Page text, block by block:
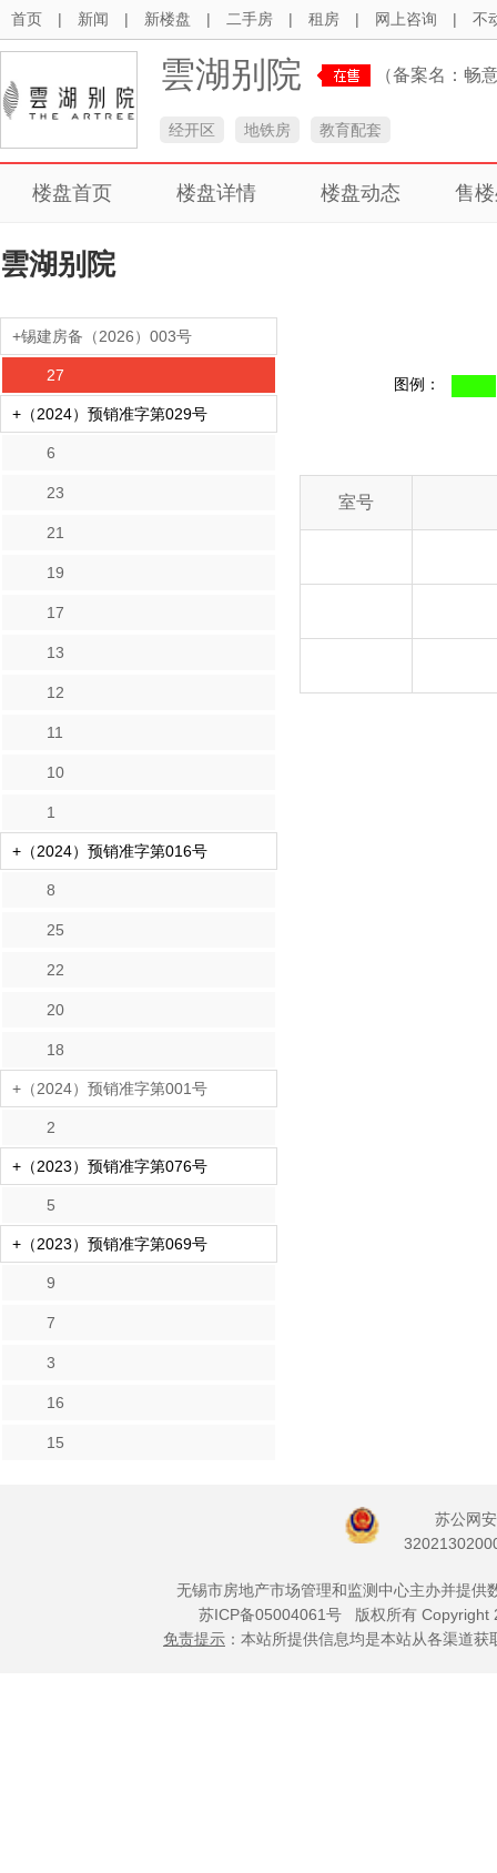
首页 | 新闻 | 新楼盘 | 二手房 | 租房 | 网上咨询 | 不
雲湖别院 （备案名：畅
经开区 地铁房 教育配套
楼盘首页 楼盘详情 楼盘动态 售
雲湖别院
+锡建房备（2026）003号
27
+（2024）预销准字第029号
6
23
21
19
17
13
12
11
10
1
+（2024）预销准字第016号
8
25
22
20
18
+（2024）预销准字第001号
2
+（2023）预销准字第076号
5
+（2023）预销准字第069号
9
7
3
16
15
图例：
室号
苏公网
无锡市房地产市场管理和监测中心主办并提
苏ICP备05004061号 版权所有 Copyright
免责提示 ：本站所提供信息均是本站从各渠道